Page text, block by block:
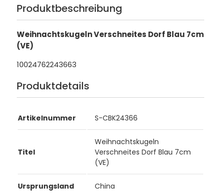
Produktbeschreibung
Weihnachtskugeln Verschneites Dorf Blau 7cm
(VE)
10024762243663
Produktdetails
Artikelnummer S-CBK24366
Titel
Weihnachtskugeln
Verschneites Dorf Blau 7cm
(VE)
Ursprungsland China